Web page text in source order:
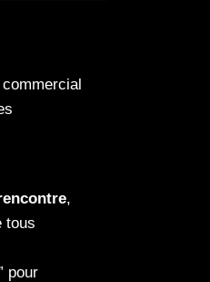
,
tous
pour